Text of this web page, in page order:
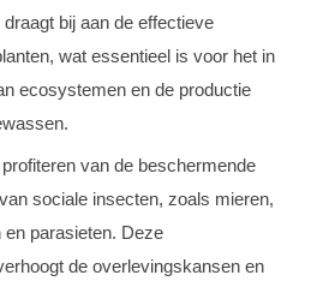
bij aan de effectieve
wat essentieel is voor het in
ecosystemen en de productie
profiteren van de beschermende
sociale insecten, zoals mieren,
en parasieten. Deze
de overlevingskansen en